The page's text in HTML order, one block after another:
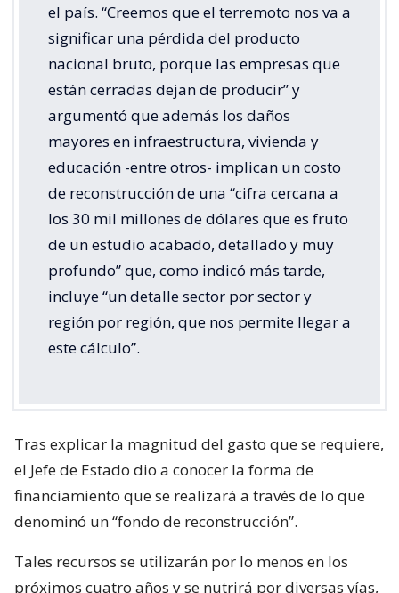
el país. “Creemos que el terremoto nos va a
significar una pérdida del producto
nacional bruto, porque las empresas que
están cerradas dejan de producir” y
argumentó que además los daños
mayores en infraestructura, vivienda y
educación -entre otros- implican un costo
de reconstrucción de una “cifra cercana a
los 30 mil millones de dólares que es fruto
de un estudio acabado, detallado y muy
profundo” que, como indicó más tarde,
incluye “un detalle sector por sector y
región por región, que nos permite llegar a
este cálculo”.
Tras explicar la magnitud del gasto que se requiere,
el Jefe de Estado dio a conocer la forma de
financiamiento que se realizará a través de lo que
denominó un “fondo de reconstrucción”.
Tales recursos se utilizarán por lo menos en los
próximos cuatro años y se nutrirá por diversas vías,